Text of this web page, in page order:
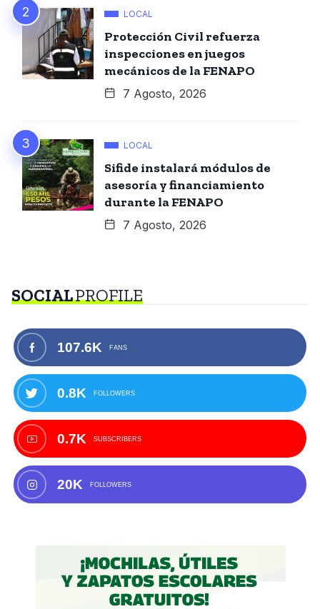
LOCAL
Protección Civil refuerza
inspecciones en juegos
mecánicos de la FENAPO
7 Agosto, 2026
LOCAL
Sifide instalará módulos de
asesoría y financiamiento
durante la FENAPO
7 Agosto, 2026
SOCIALPROFILE
107.6K FANS
0.8K FOLLOWERS
0.7K SUBSCRIBERS
20K FOLLOWERS